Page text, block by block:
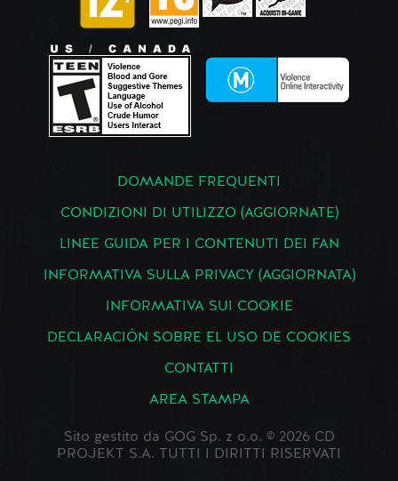
DOMANDE FREQUENTI
CONDIZIONI DI UTILIZZO (AGGIORNATE)
LINEE GUIDA PER I CONTENUTI DEI FAN
INFORMATIVA SULLA PRIVACY (AGGIORNATA)
INFORMATIVA SUI COOKIE
DECLARACIÓN SOBRE EL USO DE COOKIES
CONTATTI
AREA STAMPA
Sito gestito da GOG Sp. z o.o. © 2026 CD
PROJEKT S.A. TUTTI I DIRITTI RISERVATI